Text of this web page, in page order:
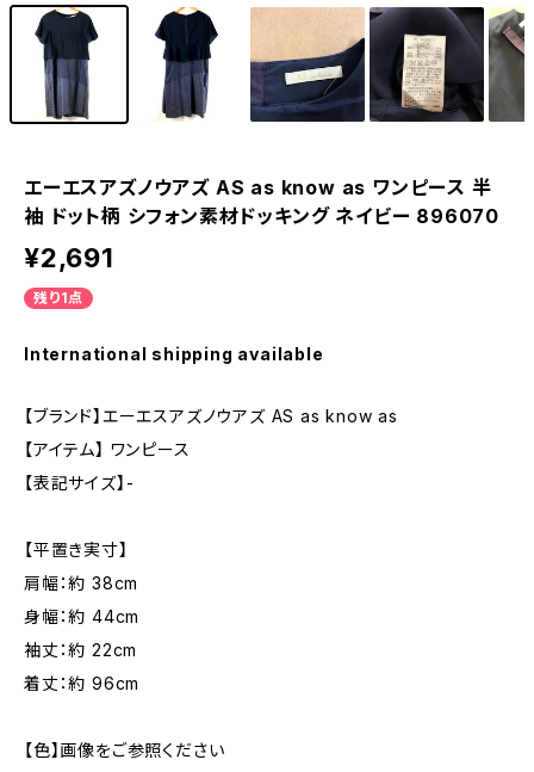
エーエスアズノウアズ AS as know as ワンピース 半
袖 ドット柄 シフォン素材ドッキング ネイビー 896070
¥2,691
残り1点
International shipping available
【ブランド】エーエスアズノウアズ AS as know as
【アイテム】 ワンピース
【表記サイズ】-
【平置き実寸】
肩幅：約 38cm
身幅：約 44cm
袖丈：約 22cm
着丈：約 96cm
【色】画像をご参照ください